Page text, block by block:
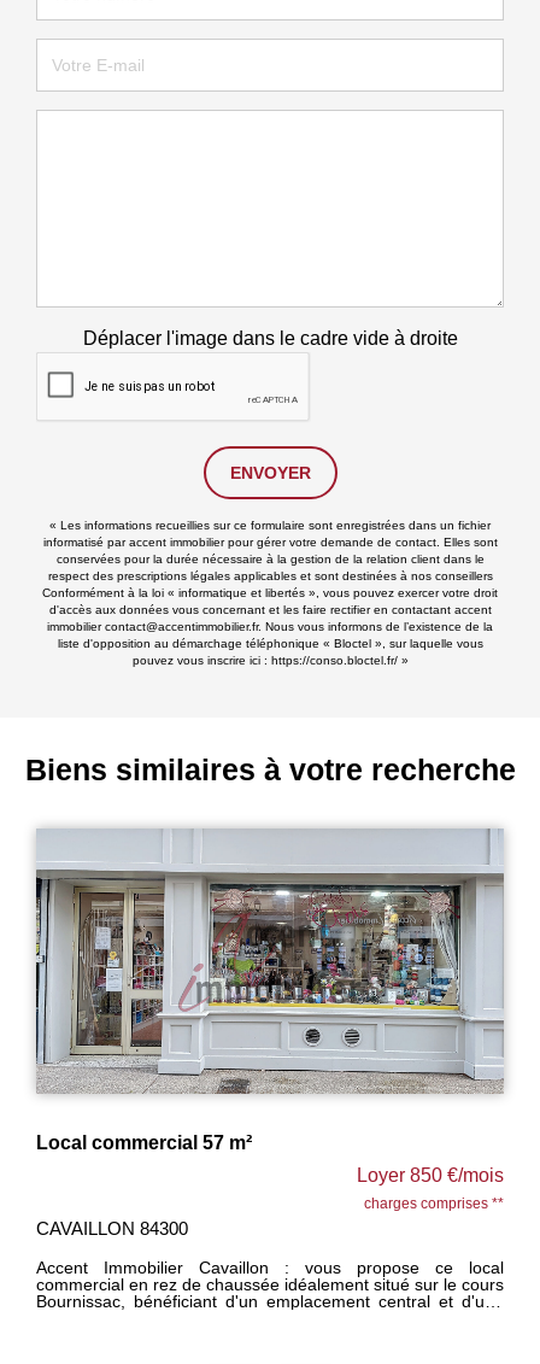
Déplacer l'image dans le cadre vide à droite
ENVOYER
« Les informations recueillies sur ce formulaire sont enregistrées dans un fichier
informatisé par accent immobilier pour gérer votre demande de contact. Elles sont
conservées pour la durée nécessaire à la gestion de la relation client dans le
respect des prescriptions légales applicables et sont destinées à nos conseillers
Conformément à la loi « informatique et libertés », vous pouvez exercer votre droit
d'accès aux données vous concernant et les faire rectifier en contactant accent
immobilier contact@accentimmobilier.fr. Nous vous informons de l’existence de la
liste d'opposition au démarchage téléphonique « Bloctel », sur laquelle vous
pouvez vous inscrire ici : https://conso.bloctel.fr/»
Biens similaires à votre recherche
Local commercial 57 m²
Loyer 850 €/mois
charges comprises **
CAVAILLON 84300
Accent Immobilier Cavaillon : vous propose ce local
commercial en rez de chaussée idéalement situé sur le cours
Bournissac, bénéficiant d'un emplacement central et d'une